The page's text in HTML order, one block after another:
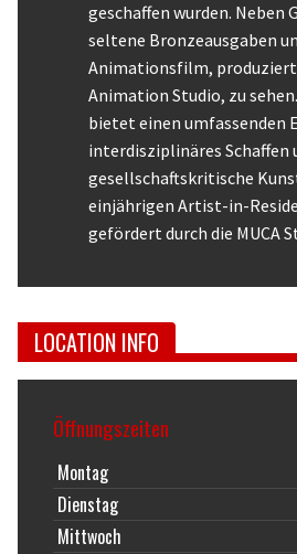
geschaffen wurden. Neben
seltene Bronzeausgaben
Animationsfilm,
Animation Studio, zu
bietet einen umfassenden
interdisziplinäres Schaffen
gesellschaftskritische
einjährigen Artist-in-
gefördert durch die MUCA
LOCATION INFO
Öffnungszeiten
Montag
Dienstag
Mittwoch